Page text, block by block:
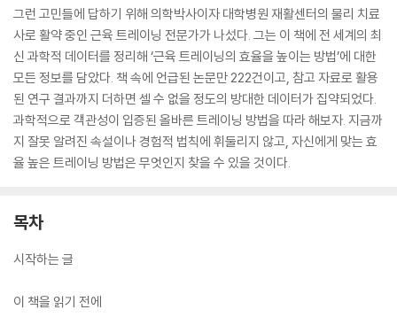
그런 고민들에 답하기 위해 의학박사이자 대학병원 재활센터의 물리 치료
사로 활약 중인 근육 트레이닝 전문가가 나섰다. 그는 이 책에 전 세계의 최
신 과학적 데이터를 정리해 ‘근육 트레이닝의 효율을 높이는 방법’에 대한
모든 정보를 담았다. 책 속에 언급된 논문만 222건이고, 참고 자료로 활용
된 연구 결과까지 더하면 셀 수 없을 정도의 방대한 데이터가 집약되었다.
과학적으로 객관성이 입증된 올바른 트레이닝 방법을 따라 해보자. 지금까
지 잘못 알려진 속설이나 경험적 법칙에 휘둘리지 않고, 자신에게 맞는 효
율 높은 트레이닝 방법은 무엇인지 찾을 수 있을 것이다.
목차
시작하는 글
이 책을 읽기 전에